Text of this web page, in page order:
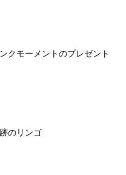
クモーメントのプレゼント
のリンゴ